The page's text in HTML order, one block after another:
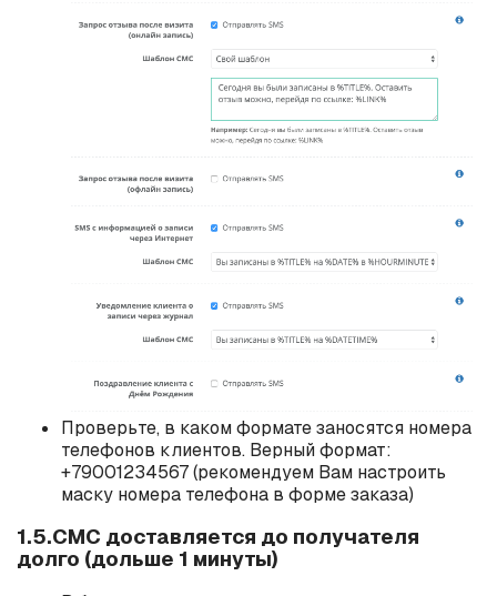
Проверьте, в каком формате заносятся номера
телефонов клиентов. Верный формат:
+79001234567 (рекомендуем Вам настроить
маску номера телефона в форме заказа)
1.5.СМС доставляется до получателя
долго (дольше 1 минуты)